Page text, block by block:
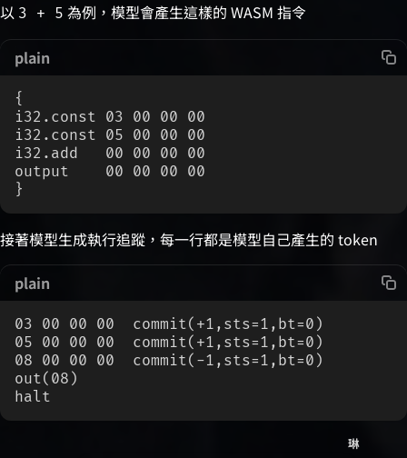
以 3 + 5 為例，模型會產生這樣的 WASM 指令
plain
{
i32.const 03 00 00 00
i32.const 05 00 00 00
i32.add   00 00 00 00
output    00 00 00 00
}
接著模型生成執行追蹤，每一行都是模型自己產生的 token
plain
03 00 00 00  commit(+1,sts=1,bt=0)
05 00 00 00  commit(+1,sts=1,bt=0)
08 00 00 00  commit(-1,sts=1,bt=0)
out(08)
halt
琳